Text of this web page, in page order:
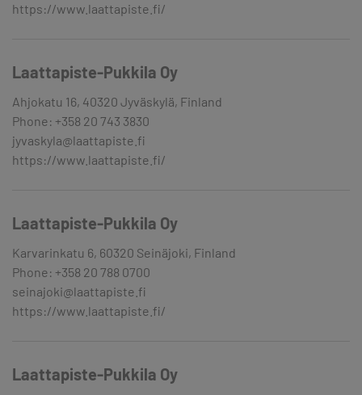
https://www.laattapiste.fi/
Laattapiste-Pukkila Oy
Ahjokatu 16, 40320 Jyväskylä, Finland
Phone: +358 20 743 3830
jyvaskyla@laattapiste.fi
https://www.laattapiste.fi/
Laattapiste-Pukkila Oy
Karvarinkatu 6, 60320 Seinäjoki, Finland
Phone: +358 20 788 0700
seinajoki@laattapiste.fi
https://www.laattapiste.fi/
Laattapiste-Pukkila Oy